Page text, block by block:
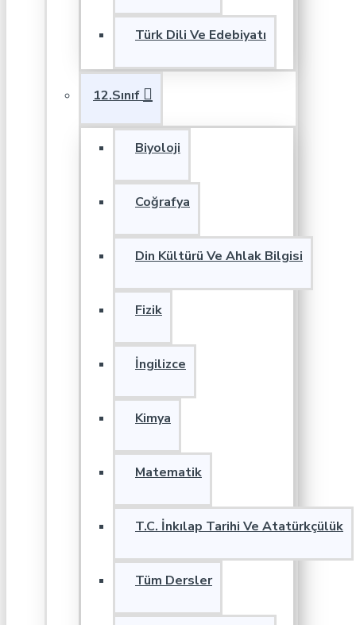
Türk Dili Ve Edebiyatı
12.Sınıf
Biyoloji
Coğrafya
Din Kültürü Ve Ahlak Bilgisi
Fizik
İngilizce
Kimya
Matematik
T.C. İnkılap Tarihi Ve Atatürkçülük
Tüm Dersler